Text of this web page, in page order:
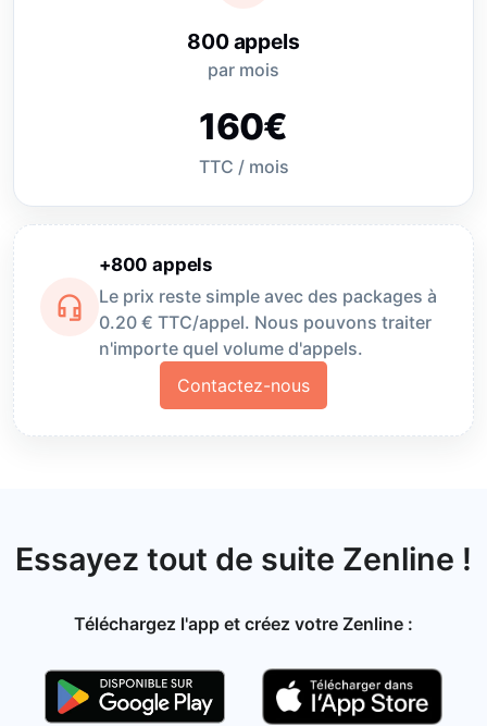
800 appels
par mois
160€
TTC / mois
headset_mic
+800 appels
Le prix reste simple avec des packages à
0.20 € TTC/appel. Nous pouvons traiter
n'importe quel volume d'appels.
Contactez-nous
Essayez tout de suite Zenline !
Téléchargez l'app et créez votre Zenline :